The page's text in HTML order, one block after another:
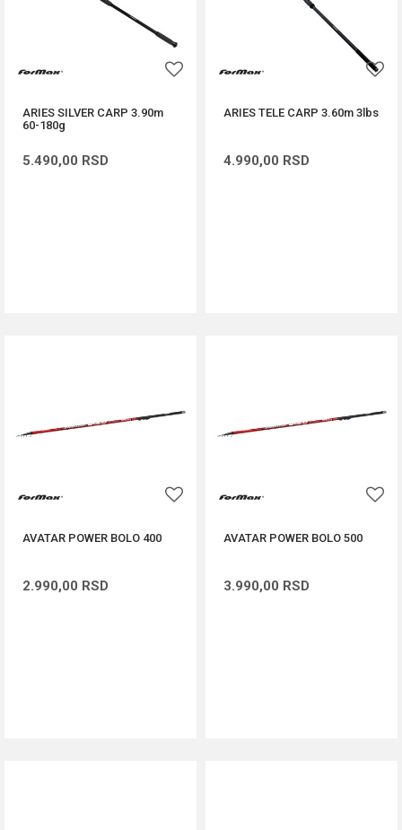
ARIES SILVER CARP 3.90m
60-180g
5.490,00 RSD
ARIES TELE CARP 3.60m 3lbs
4.990,00 RSD
AVATAR POWER BOLO 400
2.990,00 RSD
AVATAR POWER BOLO 500
3.990,00 RSD